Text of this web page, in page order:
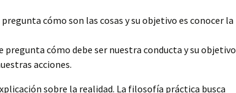
pregunta cómo son las cosas y su objetivo es conocer la
pregunta cómo debe ser nuestra conducta y su objetivo
acciones.
sobre la realidad. La filosofía práctica busca